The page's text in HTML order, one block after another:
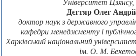
Університет
Дєгтяр Олег
доктор наук з державного
кафедри менеджменту і
Харківський національний
ім. О. М.